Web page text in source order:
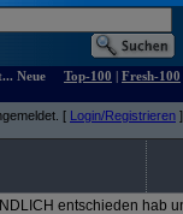
Neue
Top-100 | Fresh-100
[ Login/Registrieren ]
entschieden hab